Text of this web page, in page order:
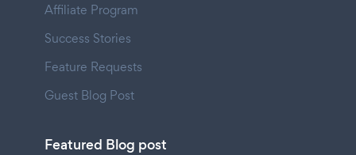
Affiliate Program
Success Stories
Feature Requests
Guest Blog Post
Featured Blog post